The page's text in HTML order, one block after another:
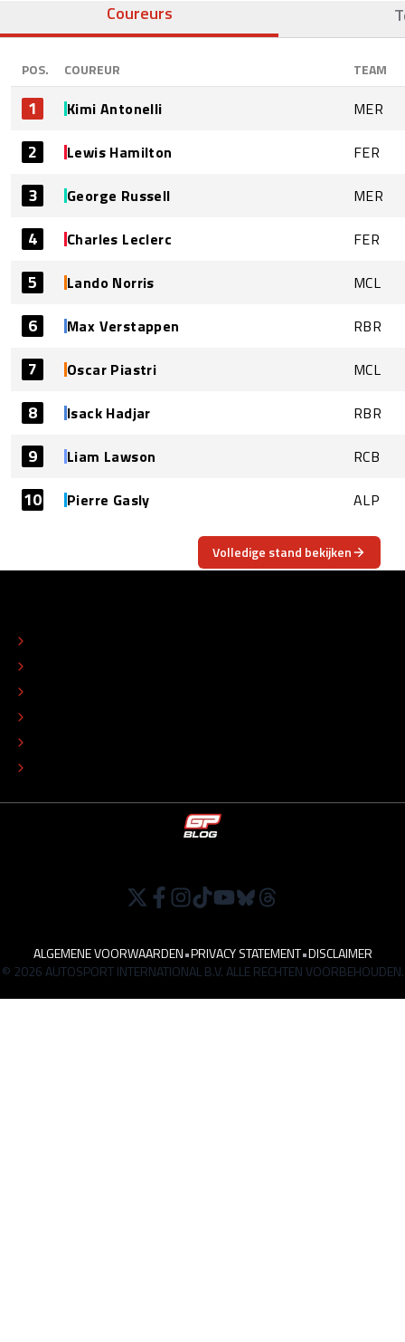
Coureurs
POS. COUREUR TEAM
1 Kimi Antonelli MER
2 Lewis Hamilton FER
3 George Russell MER
4 Charles Leclerc FER
5 Lando Norris MCL
6 Max Verstappen RBR
7 Oscar Piastri MCL
8 Isack Hadjar RBR
9 Liam Lawson RCB
10 Pierre Gasly ALP
Volledige stand bekijken
ALGEMENE VOORWAARDEN•PRIVACY STATEMENT•DISCLAIMER
© 2026 AUTOSPORT INTERNATIONAL B.V. ALLE RECHTEN VOORBEHOUDEN.